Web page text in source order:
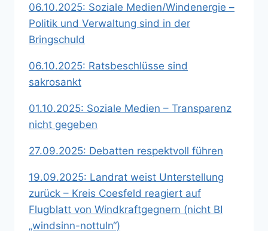
06.10.2025: Soziale Medien/Windenergie –
Politik und Verwaltung sind in der
Bringschuld
06.10.2025: Ratsbeschlüsse sind
sakrosankt
01.10.2025: Soziale Medien – Transparenz
nicht gegeben
27.09.2025: Debatten respektvoll führen
19.09.2025: Landrat weist Unterstellung
zurück – Kreis Coesfeld reagiert auf
Flugblatt von Windkraftgegnern (nicht BI
„windsinn-nottuln“)